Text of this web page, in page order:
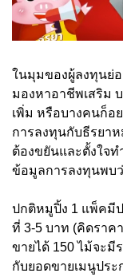
ในมุมของผู้ลงทุนย่
มองหาอาชีพเสริม
เพิ่ม หรือบางคนก็อ
การลงทุนกับธีรยา
ต้องขยันและตั้งใจท
ข้อมูลการลงทุนพบ
ปกติหมูปิ้ง 1 แพ็คมี
ที่ 3-5 บาท (คิดราค
ขายได้ 150 ไม้จะมี
กับยอดขายเมนูปร